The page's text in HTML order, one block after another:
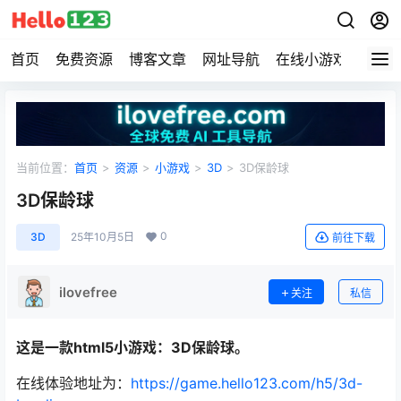
首页 免费资源 博客文章 网址导航 在线小游戏
当前位置： 首页 > 资源 > 小游戏 > 3D > 3D保龄球
3D保龄球
3D 25年10月5日 0 前往下载
ilovefree 关注 私信
这是一款html5小游戏：3D保龄球。
在线体验地址为： https://game.hello123.com/h5/3d-